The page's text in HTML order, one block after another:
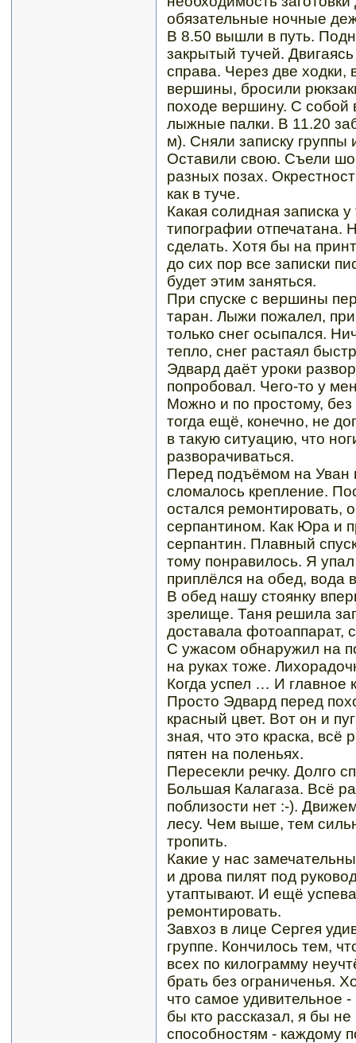
обязательные ночные
В 8.50 вышли в путь.
закрытый тучей.
справа. Через две ходки,
вершины, бросили
походе вершину. С собой
лыжные палки. В 11.20
м). Сняли записку
Оставили свою. Съели
разных позах.
как в туче.
Какая солидная записка
типографии отпечатана.
сделать. Хотя бы на
до сих пор все записки
будет этим заняться.
При спуске с вершины
таран. Лыжи пожалел,
только снег осыпался.
тепло, снег растаял
Эдвард даёт уроки
попробовал. Чего-то у
Можно и по простому, без
тогда ещё, конечно, не
в такую ситуацию, что
разворачиваться.
Перед подъёмом на
сломалось крепление.
остался ремонтировать,
серпантином. Как Юра и
серпантин. Плавный
тому понравилось. Я
приплёлся на обед, вода
В обед нашу стоянку
зрелище. Таня решила
доставала фотоаппарат,
С ужасом обнаружил на
на руках тоже.
Когда успел … И главное
Просто Эдвард перед
красный цвет. Вот он и
зная, что это краска, всё
пятен на поленьях.
Пересекли речку. Долго
Большая Калагаза. Всё
поблизости нет :-).
лесу. Чем выше, тем
тропить.
Какие у нас
и дрова пилят под
утаптывают. И ещё
ремонтировать.
Завхоз в лице Сергея
группе. Кончилось тем,
всех по килограмму
брать без ограниченья.
что самое удивительное
бы кто рассказал, я бы
способностям - каждому